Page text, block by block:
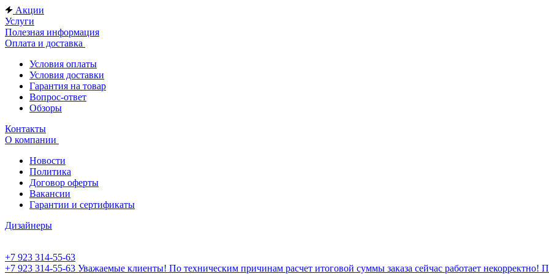
Акции
Услуги
Полезная информация
Оплата и доставка
Условия оплаты
Условия доставки
Гарантия на товар
Вопрос-ответ
Обзоры
Контакты
О компании
Новости
Политика
Договор оферты
Вакансии
Гарантии и сертификаты
Дизайнеры
+7 923 314-55-63
+7 923 314-55-63 Уважаемые клиенты! По техническим причинам расчет итоговой суммы заказа сейчас работает